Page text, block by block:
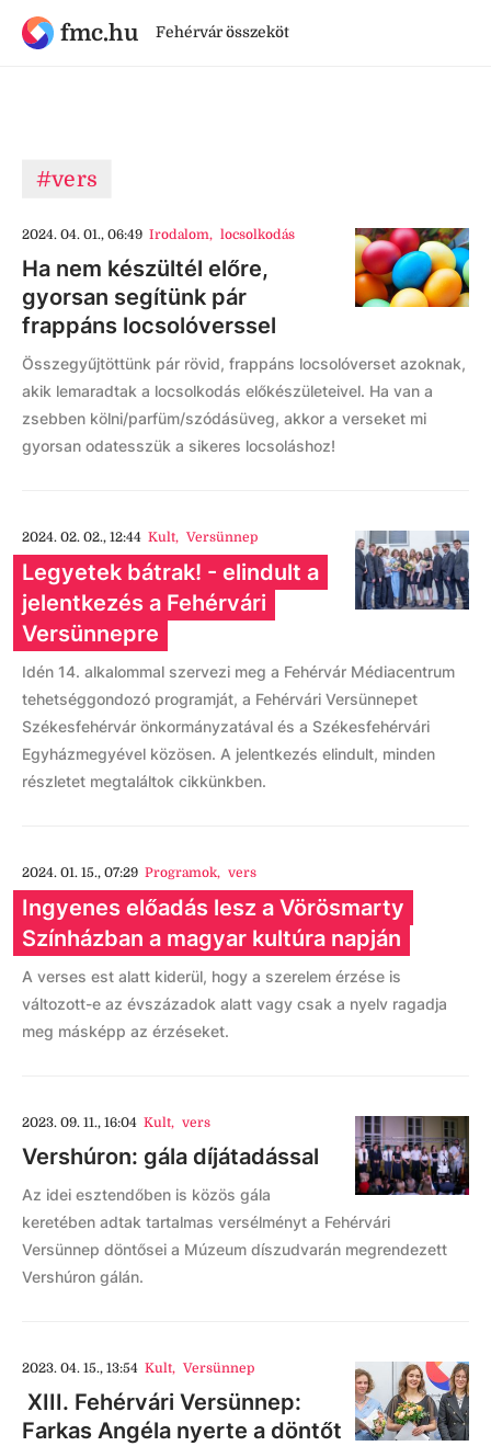
fmc.hu Fehérvár összeköt
#vers
2024. 04. 01., 06:49 Irodalom, locsolkodás
Ha nem készültél előre,
gyorsan segítünk pár
frappáns locsolóverssel
Összegyűjtöttünk pár rövid, frappáns locsolóverset azoknak,
akik lemaradtak a locsolkodás előkészületeivel. Ha van a
zsebben kölni/parfüm/szódásüveg, akkor a verseket mi
gyorsan odatesszük a sikeres locsoláshoz!
2024. 02. 02., 12:44 Kult, Versünnep
Legyetek bátrak! - elindult a
jelentkezés a Fehérvári
Versünnepre
Idén 14. alkalommal szervezi meg a Fehérvár Médiacentrum
tehetséggondozó programját, a Fehérvári Versünnepet
Székesfehérvár önkormányzatával és a Székesfehérvári
Egyházmegyével közösen. A jelentkezés elindult, minden
részletet megtaláltok cikkünkben.
2024. 01. 15., 07:29 Programok, vers
Ingyenes előadás lesz a Vörösmarty
Színházban a magyar kultúra napján
A verses est alatt kiderül, hogy a szerelem érzése is
változott-e az évszázadok alatt vagy csak a nyelv ragadja
meg másképp az érzéseket.
2023. 09. 11., 16:04 Kult, vers
Vershúron: gála díjátadással
Az idei esztendőben is közös gála
keretében adtak tartalmas versélményt a Fehérvári
Versünnep döntősei a Múzeum díszudvarán megrendezett
Vershúron gálán.
2023. 04. 15., 13:54 Kult, Versünnep
XIII. Fehérvári Versünnep:
Farkas Angéla nyerte a döntőt